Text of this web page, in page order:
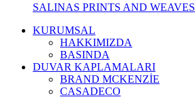
SALINAS PRINTS AND WEAVES
KURUMSAL
HAKKIMIZDA
BASINDA
DUVAR KAPLAMALARI
BRAND MCKENZİE
CASADECO